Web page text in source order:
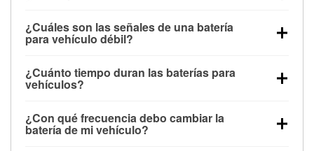
maneras. El método más rápido es utilizar un
multímetro: con el vehículo apagado, conecta los
voltaje: una batería en buen estado y totalmente
cargada debería indicar unos 12.6 voltios. Es
importante saber que las baterías descargadas a
veces pueden mostrar una carga completa, y un
¿Cuáles son las señales de una batería
para vehículo débil?
advertencia. Un arranque lento del motor, faros
tenues, chasquidos al girar la llave o luces de
que la batería tiene una potencia de carga débil.
También puedes notar problemas eléctricos, como
¿Cuánto tiempo duran las baterías para
vehículos?
entre 3 y 5 años. La duración exacta depende de los
hábitos de conducción, las condiciones
¿Con qué frecuencia debo cambiar la
batería de mi vehículo?